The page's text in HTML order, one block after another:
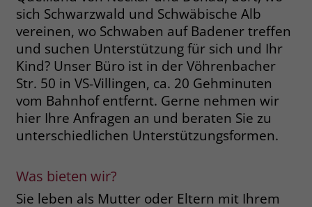
sich Schwarzwald und Schwäbische Alb
vereinen, wo Schwaben auf Badener treffen
und suchen Unterstützung für sich und Ihr
Kind? Unser Büro ist in der Vöhrenbacher
Str. 50 in VS-Villingen, ca. 20 Gehminuten
vom Bahnhof entfernt. Gerne nehmen wir
hier Ihre Anfragen an und beraten Sie zu
unterschiedlichen Unterstützungsformen.
Was bieten wir?
Sie leben als Mutter oder Eltern mit Ihrem
Zweck
This cookie, set by Cloudflare, is used to
support Cloudflare Bot Management.
Name JSessionID
Anbieter jobs.stiftung-liebenau.de
Laufzeit Session
allen Seitenanfragen bei.
Zweck Enthält eine zufallsgenerierte User-ID.
Name _gcl_aw
Anbieter Google Ads
Laufzeit 90 Tage
Werbeanzeige auf die Website gelangt.
Es enthält Informationen darüber,